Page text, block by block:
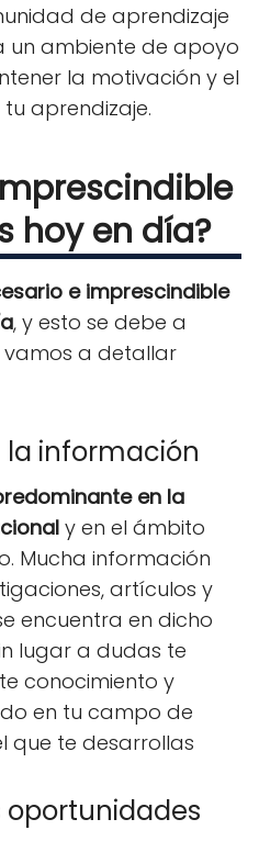
de aprendizaje
un ambiente de apoyo
la motivación y el
aprendizaje.
hoy en día?
e imprescindible
, y esto se debe a
vamos a detallar
la información
en la
y en el ámbito
Mucha información
artículos y
encuentra en dicho
lugar a dudas te
conocimiento y
en tu campo de
que te desarrollas
oportunidades